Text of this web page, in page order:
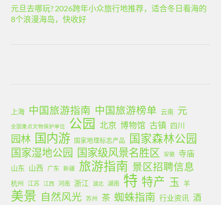
元旦去哪玩? 2026跨年小众旅行地推荐，适合冬日看海的
8个浪漫海岛，快收好
上海 中国旅游指南 中国旅游榜单 云南 元
全国重点文物保护单位 公园 北京 博物馆 古镇 四川
园林 国内游 国家地理标志产品 国家森林公园
国家湿地公园 国家级风景名胜区 安徽 寺庙
山东 山西 广东 新疆 旅游指南 景区招聘信息
杭州 江苏 江西 河南 浙江 湖北 湖南 特 特产 玉 羊
美景 自然风光 苏州 茶 蜘蛛指南 行业资讯 酒